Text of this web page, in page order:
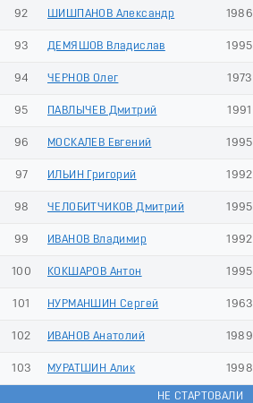
92 ШИШПАНОВ Александр 1986
93 ДЕМЯШОВ Владислав 1995
94 ЧЕРНОВ Олег 1973
95 ПАВЛЫЧЕВ Дмитрий 1991
96 МОСКАЛЕВ Евгений 1995
97 ИЛЬИН Григорий 1992
98 ЧЕЛОБИТЧИКОВ Дмитрий 1995
99 ИВАНОВ Владимир 1992
100 КОКШАРОВ Антон 1995
101 НУРМАНШИН Сергей 1963
102 ИВАНОВ Анатолий 1989
103 МУРАТШИН Алик 1998
НЕ СТАРТОВАЛИ